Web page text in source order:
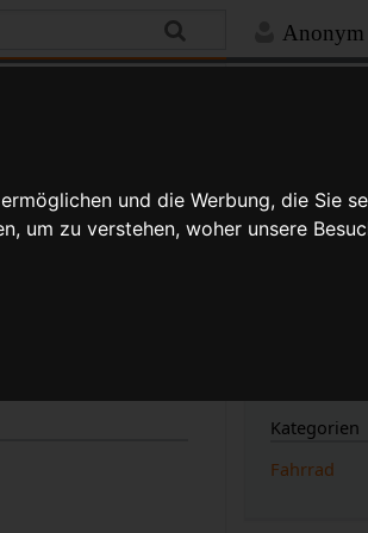
und die Werbung, die Sie
um zu verstehen, woher unsere
Anonym
des Fahrrads
Seiten
Kategorien
Fahrrad